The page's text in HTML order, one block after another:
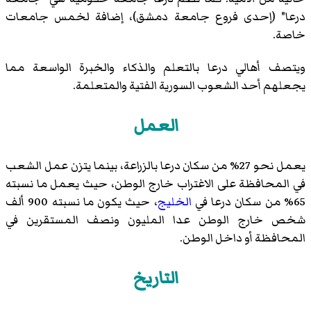
درعا" (إحدى فروع جامعة دمشق)، إضافة لخمس جامعات
خاصة.
ويتصف أهالي درعا بالتعلم والذكاء والخبرة الواسعة مما
يجعلهم أحد الشعوب السورية الفتية والمتعلمة.
العمل
يعمل نحو 27% من سكان درعا بالزراعة، بينما يتزن عمل الشعب
في المحافظة على الاغتراب خارج الوطن، حيث يعمل ما نسبته
65% من سكان درعا في
الخليج
، حيث يكون ما نسبته 900 ألف
شخص خارج الوطن عدا المليون ونصف المستقرين في
المحافظة أو داخل الوطن.
التاريخ